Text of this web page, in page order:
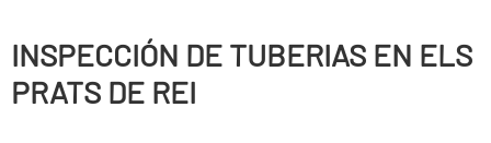
INSPECCIÓN DE TUBERIAS EN ELS
PRATS DE REI